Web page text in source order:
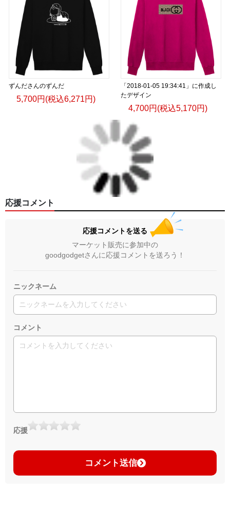
ずんださんのずんだ
5,700円(税込6,271円)
「2018-01-05 19:34:41」に作成し
たデザイン
4,700円(税込5,170円)
応援コメント
応援コメントを送る
マーケット販売に参加中の
goodgodgetさんに応援コメントを送ろう！
ニックネーム
コメント
応援
コメント送信